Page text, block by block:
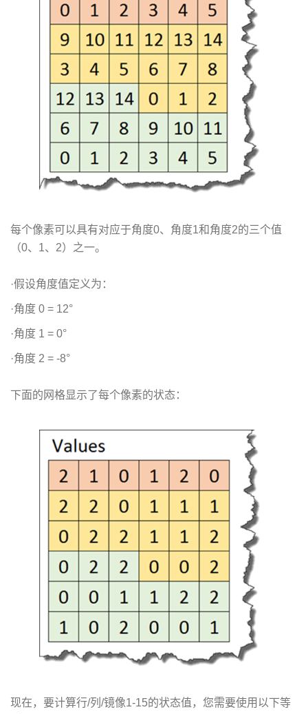
每个像素可以具有对应于角度0、角度1和角度2的三个值
（0、1、2）之一。
·假设角度值定义为：
·角度 0 = 12°
·角度 1 = 0°
·角度 2 = -8°
下面的网格显示了每个像素的状态：
现在，要计算行/列/镜像1-15的状态值，您需要使用以下等